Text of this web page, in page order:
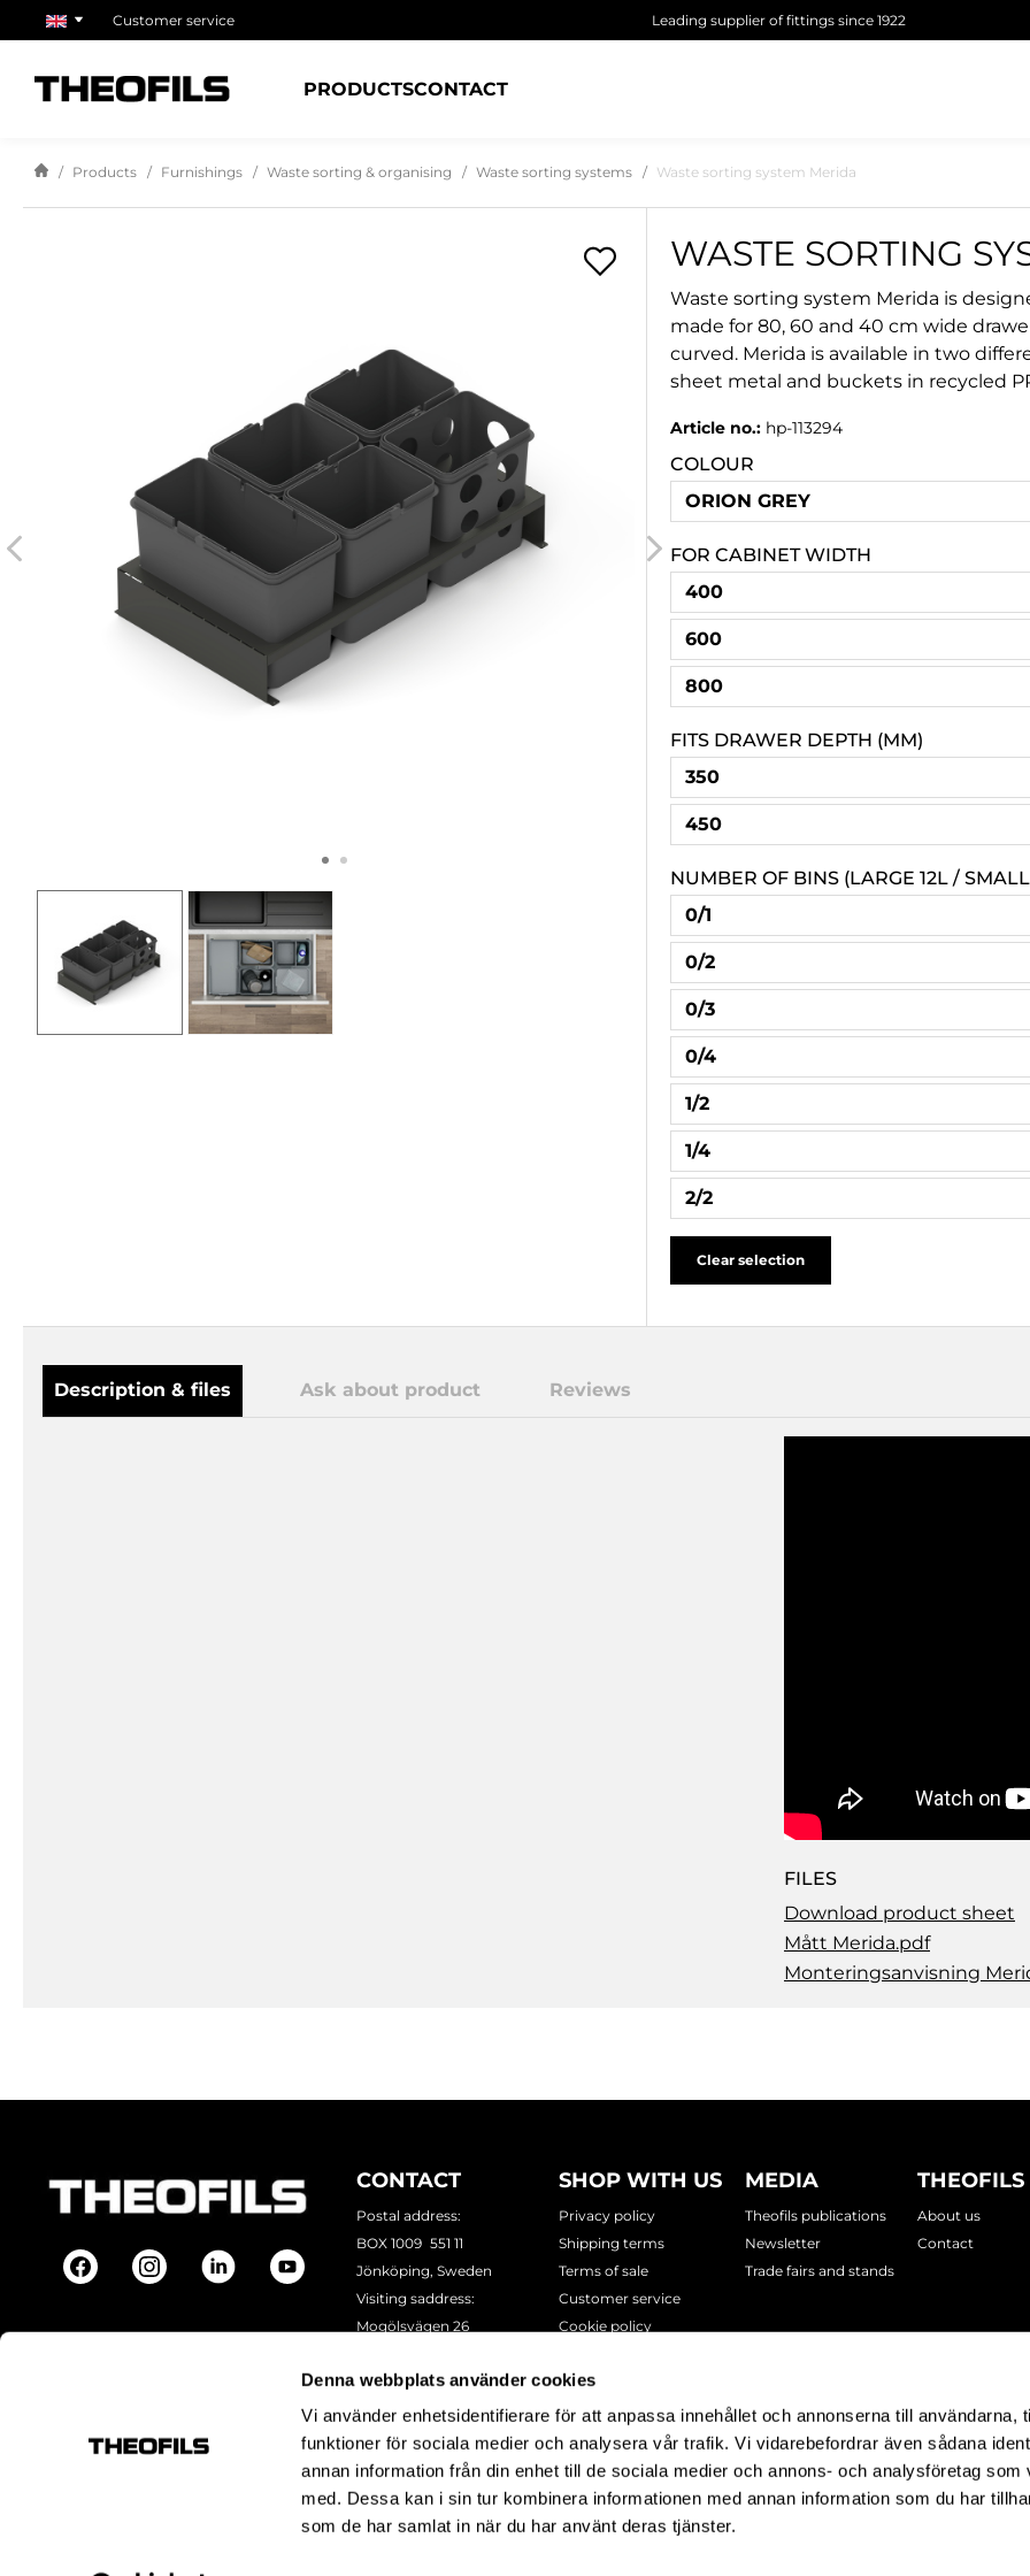
Denna webbplats använder cookies
Vi använder enhetsidentifierare för att anpassa innehållet och annonserna till användarna,
funktioner för sociala medier och analysera vår trafik. Vi vidarebefordrar även sådana
annan information från din enhet till de sociala medier och annons- och analysföretag som
med. Dessa kan i sin tur kombinera informationen med annan information som du har
som de har samlat in när du har använt deras tjänster.
Customer service Leading supplier of fittings since 1922
PRODUCTSCONTACT
Products Furnishings Waste sorting & organising Waste sorting systems Waste sorting system Merida
WASTE SORTING
Waste sorting system Merida is
made for 80, 60 and 40 cm wide
curved. Merida is available in two
sheet metal and buckets in recycled
Article no.: hp-113294
COLOUR
ORION GREY
FOR CABINET WIDTH
400
600
800
FITS DRAWER DEPTH (MM)
350
450
NUMBER OF BINS (LARGE 12L /
0/1
0/2
0/3
0/4
1/2
1/4
2/2
Clear selection
Description & files Ask about product Reviews
FILES
Download product sheet
Mått Merida.pdf
Monteringsanvisning
CONTACT
Postal address:
BOX 1009 551 11
Jönköping, Sweden
Visiting saddress:
Mogölsvägen 26
Phone:+46 (0)10-178 13 00
E-mail:info@theofils.se
Org. nr 556154-8925
SHOP WITH US
Privacy policy
Shipping terms
Terms of sale
Customer service
Cookie policy
MEDIA
Theofils publications
Newsletter
Trade fairs and stands
THEOFILS
About us
Contact